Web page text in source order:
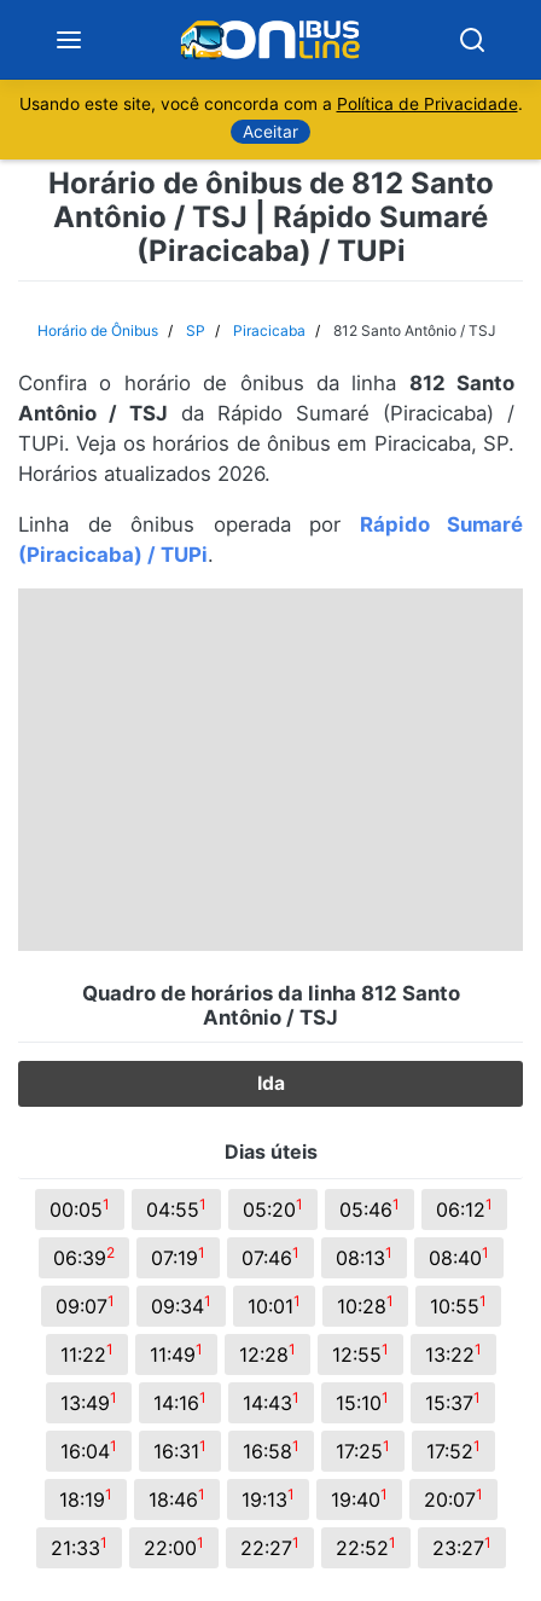
Sobre
Minas Gerais
Rio de Janeiro
Espírito Santo
Santa Catarina
Usando este site, você concorda com a Política de Privacidade.
Aceitar
Horário de ônibus de 812 Santo
Antônio / TSJ | Rápido Sumaré
(Piracicaba) / TUPi
Horário de Ônibus SP Piracicaba 812 Santo Antônio / TSJ
Confira o horário de ônibus da linha 812 Santo
Antônio / TSJ da Rápido Sumaré (Piracicaba) /
TUPi. Veja os horários de ônibus em Piracicaba, SP.
Horários atualizados 2026.
Linha de ônibus operada por Rápido Sumaré
(Piracicaba) / TUPi.
Quadro de horários da linha 812 Santo
Antônio / TSJ
Ida
Dias úteis
00:051 04:551 05:201 05:461 06:121
06:392 07:191 07:461 08:131 08:401
09:071 09:341 10:011 10:281 10:551
11:221 11:491 12:281 12:551 13:221
13:491 14:161 14:431 15:101 15:371
16:041 16:311 16:581 17:251 17:521
18:191 18:461 19:131 19:401 20:071
21:331 22:001 22:271 22:521 23:271